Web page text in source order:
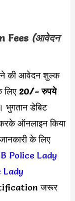
Fees (आवेदन
की आवेदन शुल्क
लिए 20/- रुपये
डेबिट
करके ऑनलाइन किया
के लिए
Police Lady
Lady
जरूर